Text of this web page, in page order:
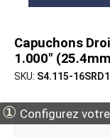
Capuchons
1.000"
SKU S4.115-16SRD1
① Configurez